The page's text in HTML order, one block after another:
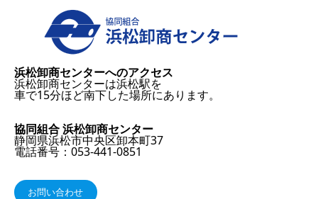
浜松卸商センターへのアクセス
浜松卸商センターは浜松駅を
車で15分ほど南下した場所にあります。
協同組合 浜松卸商センター
静岡県浜松市中央区卸本町37
電話番号：053-441-0851
お問い合わせ